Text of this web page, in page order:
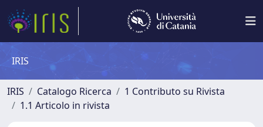
IRIS
IRIS Catalogo Ricerca
1 Contributo su Rivista
1.1 Articolo in rivista